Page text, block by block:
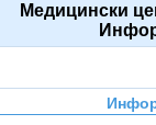
Медицински